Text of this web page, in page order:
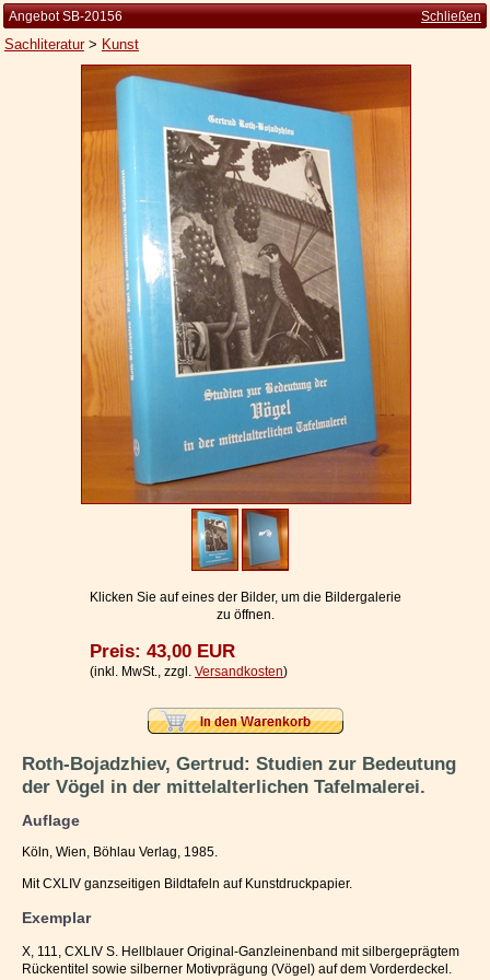
Kleine Kulturgeschichte
Die Brockhaus Auflagen
Die Meyer Auflagen
Zu den Angeboten
Geschäftsbedingungen
Datenschutzerklärung
Ihr Warenkorb
Angebot SB-20156 Schließen
Sachliteratur> Kunst
Klicken Sie auf eines der Bilder, um die Bildergalerie
zu öffnen.
Preis: 43,00 EUR
(inkl. MwSt., zzgl. Versandkosten)
Roth-Bojadzhiev, Gertrud: Studien zur Bedeutung
der Vögel in der mittelalterlichen Tafelmalerei.
Auflage
Köln, Wien, Böhlau Verlag, 1985.
Mit CXLIV ganzseitigen Bildtafeln auf Kunstdruckpapier.
Exemplar
X, 111, CXLIV S. Hellblauer Original-Ganzleinenband mit silbergeprägtem
Rückentitel sowie silberner Motivprägung (Vögel) auf dem Vorderdeckel.